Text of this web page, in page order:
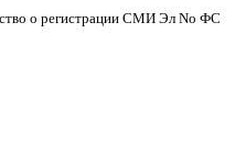
о регистрации СМИ Эл No ФС